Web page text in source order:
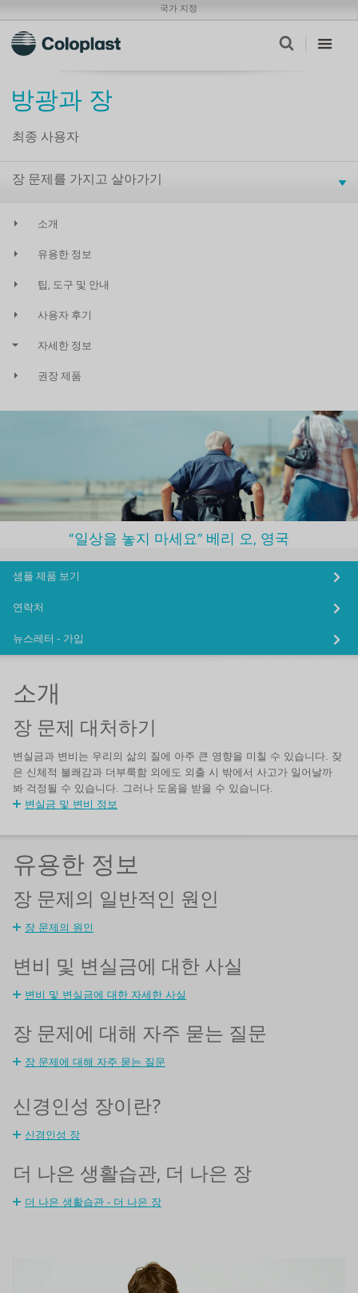
국가 지정
방광과 장
최종 사용자
장 문제를 가지고 살아가기
소개
유용한 정보
팁, 도구 및 안내
사용자 후기
자세한 정보
권장 제품
“일상을 놓지 마세요” 베리 오, 영국
샘플 제품 보기
연락처
뉴스레터 - 가입
소개
장 문제 대처하기
변실금과 변비는 우리의 삶의 질에 아주 큰 영향을 미칠 수 있습니다. 잦
은 신체적 불쾌감과 더부룩함 외에도 외출 시 밖에서 사고가 일어날까
봐 걱정될 수 있습니다. 그러나 도움을 받을 수 있습니다.
변실금 및 변비 정보
유용한 정보
장 문제의 일반적인 원인
장 문제의 원인
변비 및 변실금에 대한 사실
변비 및 변실금에 대한 자세한 사실
장 문제에 대해 자주 묻는 질문
장 문제에 대해 자주 묻는 질문
신경인성 장이란?
신경인성 장
더 나은 생활습관, 더 나은 장
더 나은 생활습관 - 더 나은 장